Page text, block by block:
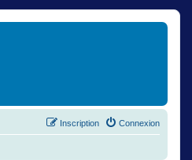
Connexion
Inscription